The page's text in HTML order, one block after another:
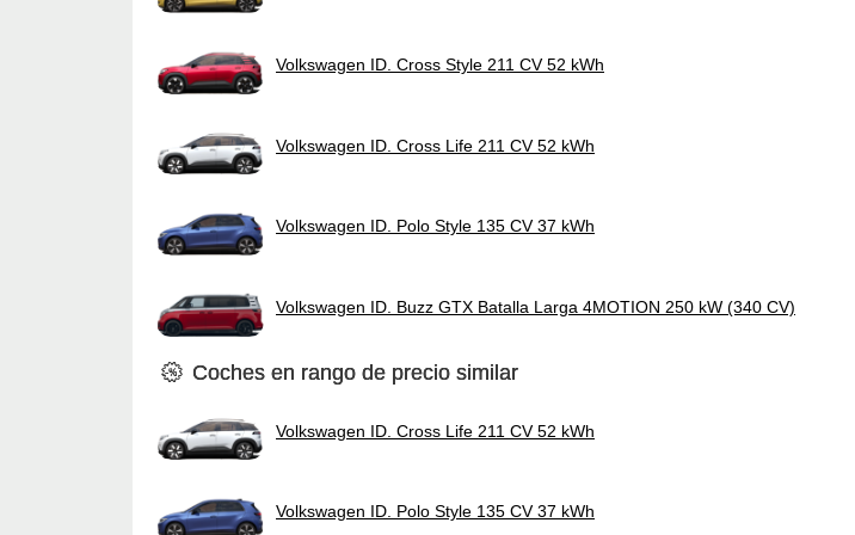
Volkswagen ID. Cross Style 211 CV 52 kWh
Volkswagen ID. Cross Life 211 CV 52 kWh
Volkswagen ID. Polo Style 135 CV 37 kWh
Volkswagen ID. Buzz GTX Batalla Larga 4MOTION 250 kW (340 CV)
Coches en rango de precio similar
Volkswagen ID. Cross Life 211 CV 52 kWh
Volkswagen ID. Polo Style 135 CV 37 kWh